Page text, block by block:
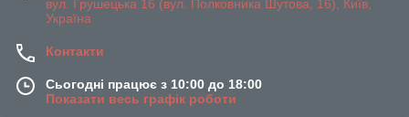
вул. Грушецька 16 (вул. Полковника Шутова, 16), Київ,
Україна
Контакти
Сьогодні працює з 10:00 до 18:00
Показати весь графік роботи